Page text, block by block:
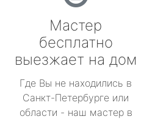
Мастер
бесплатно
выезжает на дом
Где Вы не находились в
Санкт-Петербурге или
области - наш мастер в